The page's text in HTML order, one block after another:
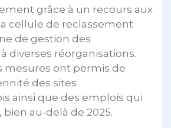
grâce à un recours aux
cellule de reclassement
de gestion des
diverses réorganisations.
mesures ont permis de
des sites
ainsi que des emplois qui
au-delà de 2025.